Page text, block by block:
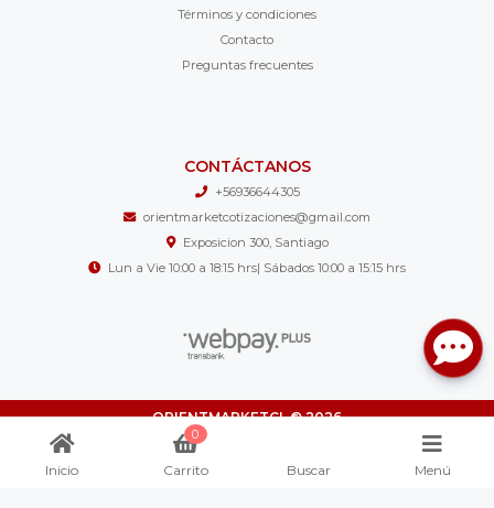
Términos y condiciones
Contacto
Preguntas frecuentes
CONTÁCTANOS
+56936644305
orientmarketcotizaciones@gmail.com
Exposicion 300, Santiago
Lun a Vie 10:00 a 18:15 hrs| Sábados 10:00 a 15:15 hrs
ORIENTMARKETCL © 2026
¿Te gusta mi tienda? Yo vendo con
Inicio
0
Carrito Buscar Menú